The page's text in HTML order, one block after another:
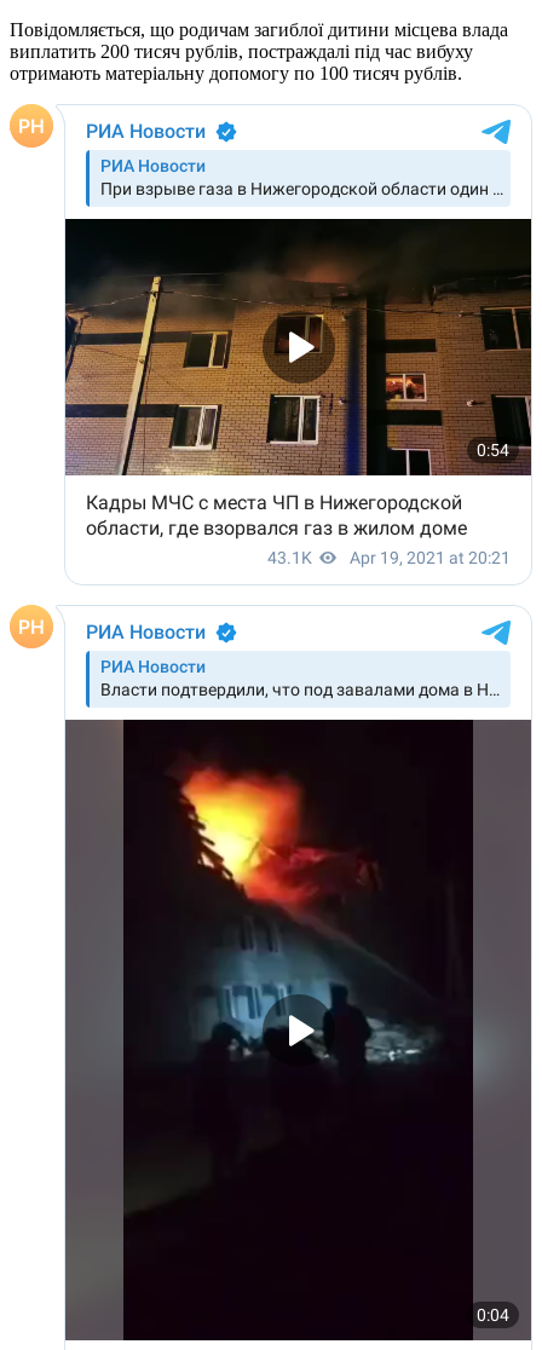
Повідомляється, що родичам загиблої дитини місцева влада
виплатить 200 тисяч рублів, постраждалі під час вибуху
отримають матеріальну допомогу по 100 тисяч рублів.